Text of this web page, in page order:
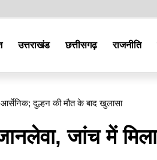
उत्तराखंड छत्तीसगढ़ राजनीति
दुल्हन की मौत के बाद खुलासा
जांच में